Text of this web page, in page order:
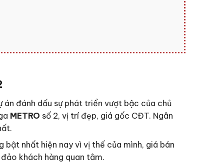
án đánh dấu sự phát triển vượt bậc của chủ
METRO số 2, vị trí đẹp, giá gốc CĐT. Ngân
nhất hiện nay vì vị thế của mình, giá bán
khách hàng quan tâm.